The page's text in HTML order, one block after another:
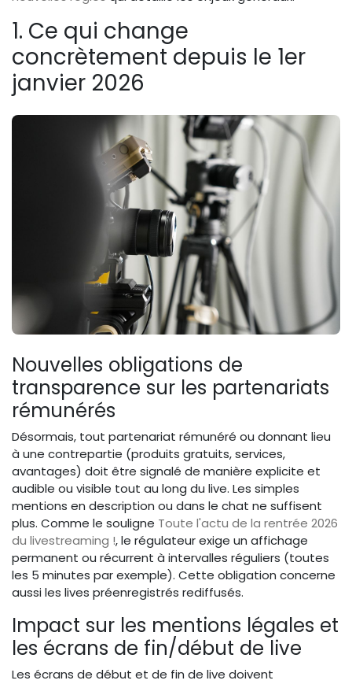
1. Ce qui change
concrètement depuis le 1er
janvier 2026
Nouvelles obligations de
transparence sur les partenariats
rémunérés
Désormais, tout partenariat rémunéré ou donnant lieu
à une contrepartie (produits gratuits, services,
avantages) doit être signalé de manière explicite et
audible ou visible tout au long du live. Les simples
mentions en description ou dans le chat ne suffisent
plus. Comme le souligne Toute l'actu de la rentrée 2026
du livestreaming !, le régulateur exige un affichage
permanent ou récurrent à intervalles réguliers (toutes
les 5 minutes par exemple). Cette obligation concerne
aussi les lives préenregistrés rediffusés.
Impact sur les mentions légales et
les écrans de fin/début de live
Les écrans de début et de fin de live doivent